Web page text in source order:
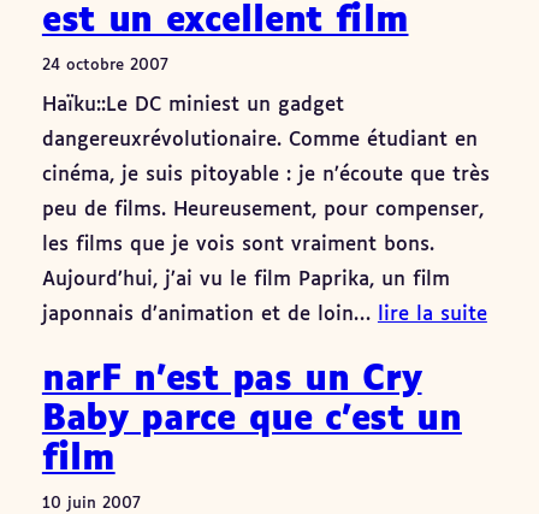
est un excellent film
24 octobre 2007
Haïku::Le DC miniest un gadget
dangereuxrévolutionaire. Comme étudiant en
cinéma, je suis pitoyable : je n’écoute que très
peu de films. Heureusement, pour compenser,
les films que je vois sont vraiment bons.
Aujourd’hui, j’ai vu le film Paprika, un film
japonnais d’animation et de loin…
lire la suite
narF n’est pas un Cry
Baby parce que c’est un
film
10 juin 2007